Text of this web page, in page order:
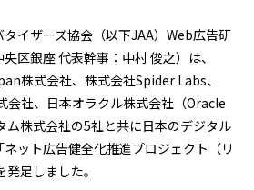
イザーズ協会（以下JAA）Web広告研
区銀座 代表幹事：中村 俊之）は、
株式会社、株式会社Spider Labs、
社、日本オラクル株式会社（Oracle
株式会社の5社と共に日本のデジタル
ット広告健全化推進プロジェクト（リ
足しました。